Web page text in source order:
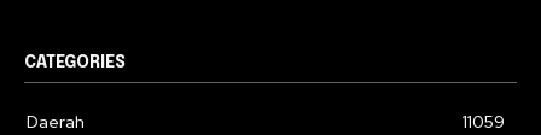
CATEGORIES
Daerah
11059